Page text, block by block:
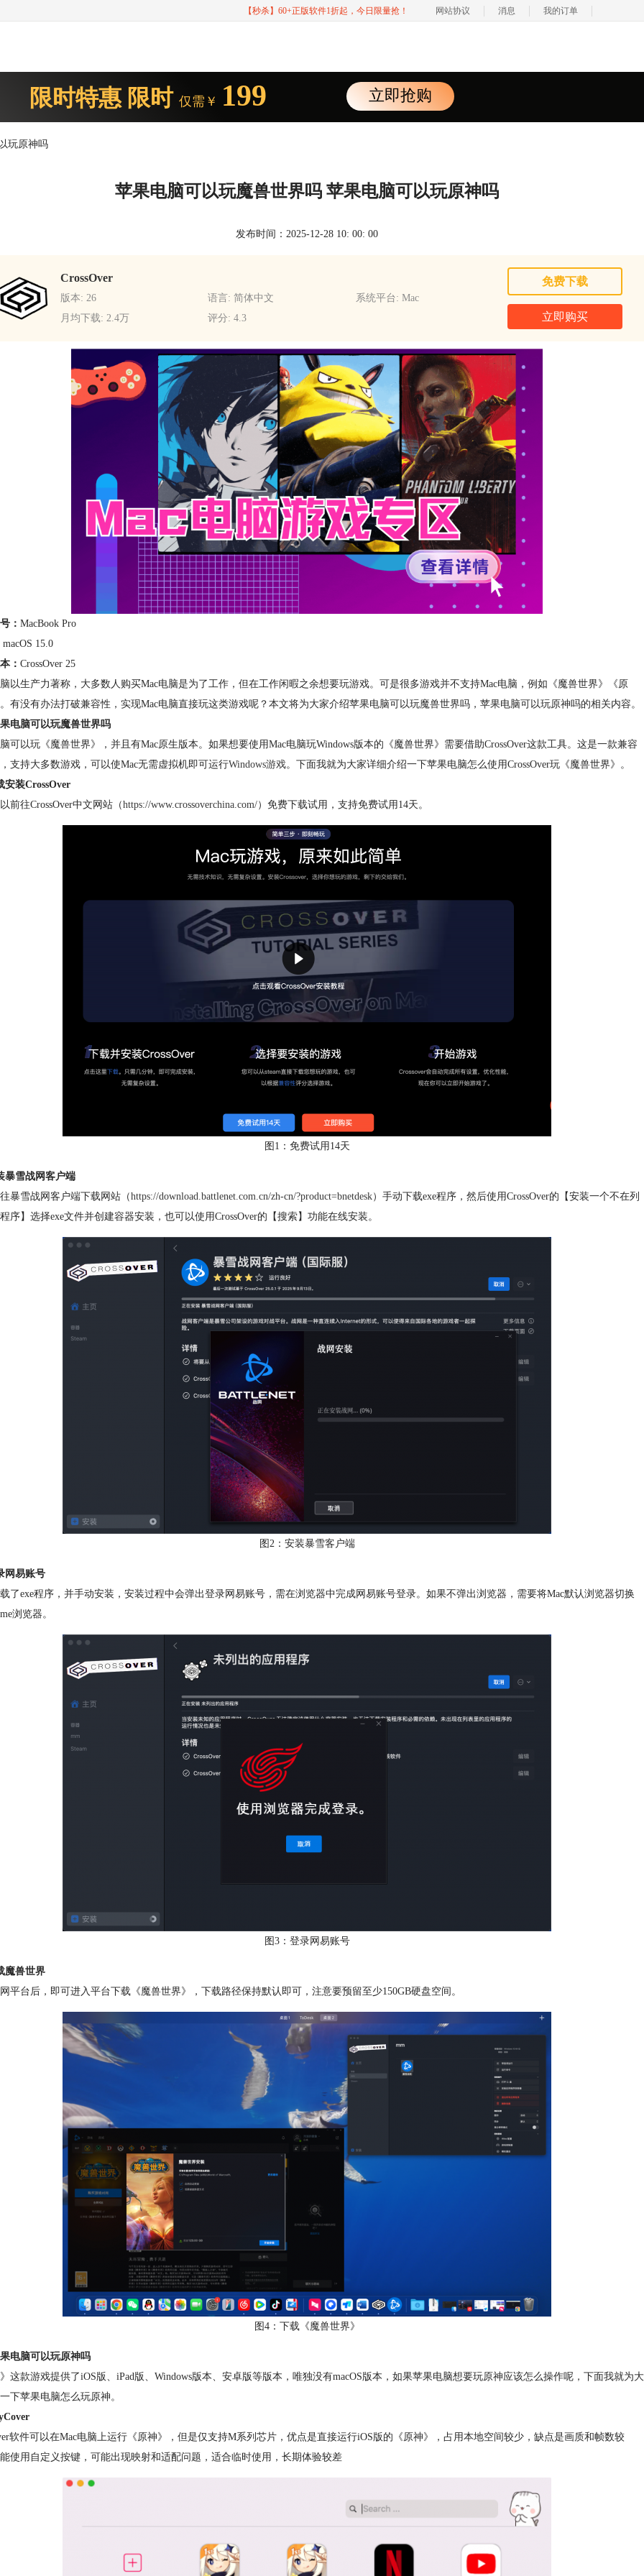
【秒杀】60+正版软件1折起，今日限量抢！ 网站协议 消息 我的订单
限时特惠 限时 仅需￥ 199 立即抢购
玩原神吗
苹果电脑可以玩魔兽世界吗 苹果电脑可以玩原神吗
发布时间：2025-12-28 10: 00: 00
CrossOver
版本: 26 语言: 简体中文
系统平台: Mac
月均下载: 2.4万
评分: 4.3
免费下载
立即购买
： MacBook Pro
macOS 15.0
： CrossOver 25
以生产力著称，大多数人购买Mac电脑是为了工作，但在工作闲暇之余想要玩游戏。可是很多游戏并不支持Mac电脑，例如《魔兽世界》《原
有没有办法打破兼容性，实现Mac电脑直接玩这类游戏呢？本文将为大家介绍苹果电脑可以玩魔兽世界吗，苹果电脑可以玩原神吗的相关内容。
电脑可以玩魔兽世界吗
可以玩《魔兽世界》，并且有Mac原生版本。如果想要使用Mac电脑玩Windows版本的《魔兽世界》需要借助CrossOver这款工具。这是一款兼容
支持大多数游戏，可以使Mac无需虚拟机即可运行Windows游戏。下面我就为大家详细介绍一下苹果电脑怎么使用CrossOver玩《魔兽世界》。
安装CrossOver
前往CrossOver中文网站（https://www.crossoverchina.com/）免费下载试用，支持免费试用14天。
图1：免费试用14天
暴雪战网客户端
暴雪战网客户端下载网站（https://download.battlenet.com.cn/zh-cn/?product=bnetdesk）手动下载exe程序，然后使用CrossOver的【安装一个不在列
序】选择exe文件并创建容器安装，也可以使用CrossOver的【搜索】功能在线安装。
图2：安装暴雪客户端
网易账号
了exe程序，并手动安装，安装过程中会弹出登录网易账号， 需在浏览器中完成网易账号登录。 如果不弹出浏览器，需要将Mac默认浏览器切换
浏览器。
图3：登录网易账号
魔兽世界
平台后，即可进入平台下载《魔兽世界》，下载路径保持默认即可，注意要预留至少150GB硬盘空间。
图4：下载《魔兽世界》
电脑可以玩原神吗
这款游戏提供了iOS版、iPad版、Windows版本、安卓版等版本，唯独没有macOS版本，如果苹果电脑想要玩原神应该怎么操作呢，下面我就为大
下苹果电脑怎么玩原神。
软件可以在Mac电脑上运行《原神》，但是仅支持M系列芯片，优点是直接运行iOS版的《原神》，占用本地空间较少，缺点是画质和帧数较
使用自定义按键，可能出现映射和适配问题， 适合临时使用，长期体验较差